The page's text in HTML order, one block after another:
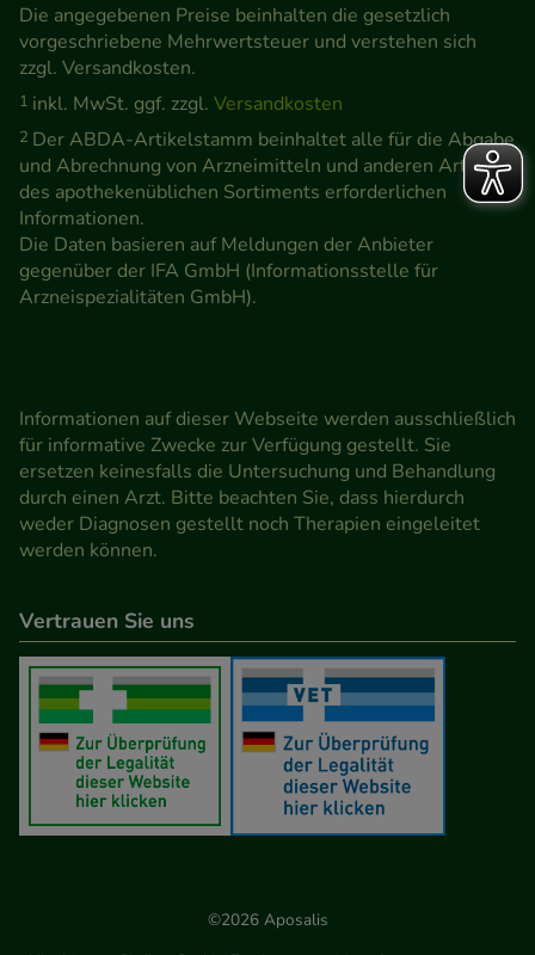
Die angegebenen Preise beinhalten die gesetzlich
vorgeschriebene Mehrwertsteuer und verstehen sich
zzgl. Versandkosten.
1 inkl. MwSt. ggf. zzgl. Versandkosten
2 Der ABDA-Artikelstamm beinhaltet alle für die Abgabe
und Abrechnung von Arzneimitteln und anderen Artikeln
des apothekenüblichen Sortiments erforderlichen
Informationen.
Die Daten basieren auf Meldungen der Anbieter
gegenüber der IFA GmbH (Informationsstelle für
Arzneispezialitäten GmbH).
Informationen auf dieser Webseite werden ausschließlich
für informative Zwecke zur Verfügung gestellt. Sie
ersetzen keinesfalls die Untersuchung und Behandlung
durch einen Arzt. Bitte beachten Sie, dass hierdurch
weder Diagnosen gestellt noch Therapien eingeleitet
werden können.
Vertrauen Sie uns
©2026 Aposalis